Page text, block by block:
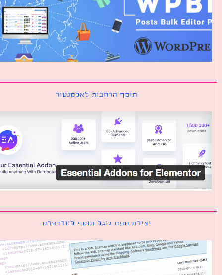
תוסף הרחבות לאלמנטור
יצירת מפת גוגל תוסף לוורדפרס